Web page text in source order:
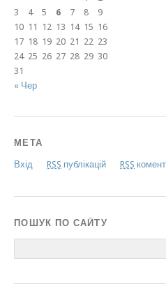
« Чер
3
4 5 6 7 8
9
10 11 12 13 14 15 16
17 18 19 20 21 22 23
24 25 26 27 28 29 30
31
МЕТА
Вхід RSS публікацій RSS
ПОШУК ПО САЙТУ